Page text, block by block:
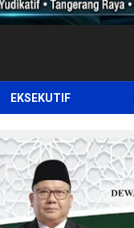
EKSEKUTIF